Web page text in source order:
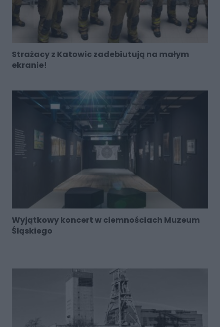
Strażacy z Katowic zadebiutują na małym
ekranie!
Wyjątkowy koncert w ciemnościach Muzeum
Śląskiego